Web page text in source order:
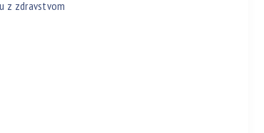
z zdravstvom